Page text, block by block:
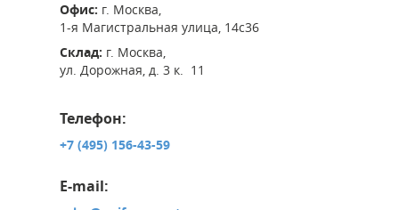
Офис: г. Москва,
1-я Магистральная улица, 14с36
Склад: г. Москва,
ул. Дорожная, д. 3 к. 11
Телефон:
+7 (495) 156-43-59
E-mail: